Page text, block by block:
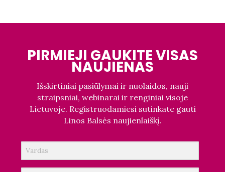
PIRMIEJI GAUKITE VISAS
NAUJIENAS
Išskirtiniai pasiūlymai ir nuolaidos, nauji
straipsniai, webinarai ir renginiai visoje
Lietuvoje. Registruodamiesi sutinkate gauti
Linos Balsės naujienlaiškį.